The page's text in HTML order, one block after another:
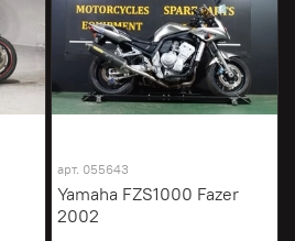
арт. 055643
Yamaha FZS1000 Fazer
2002